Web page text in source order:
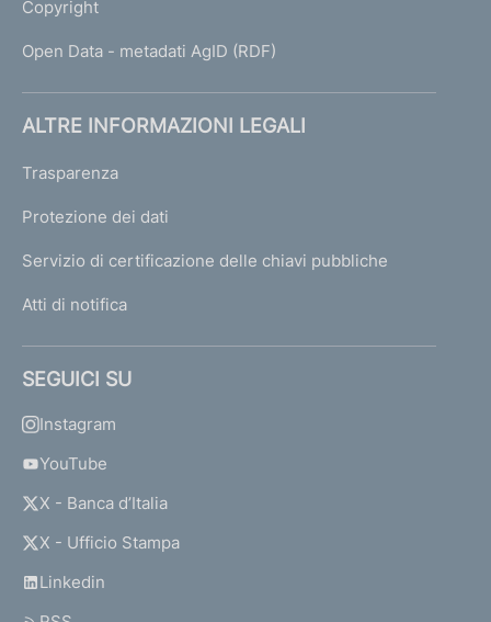
Copyright
Open Data - metadati AgID (RDF)
ALTRE INFORMAZIONI LEGALI
Trasparenza
Protezione dei dati
Servizio di certificazione delle chiavi pubbliche
Atti di notifica
SEGUICI SU
Instagram
YouTube
X - Banca d’Italia
X - Ufficio Stampa
Linkedin